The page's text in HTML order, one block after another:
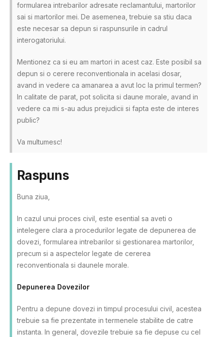
formularea intrebarilor adresate reclamantului, martorilor
sai si martorilor mei. De asemenea, trebuie sa stiu daca
este necesar sa depun si raspunsurile in cadrul
interogatoriului.
Mentionez ca si eu am martori in acest caz. Este posibil sa
depun si o cerere reconventionala in acelasi dosar,
avand in vedere ca amanarea a avut loc la primul termen?
In calitate de parat, pot solicita si daune morale, avand in
vedere ca mi s-au adus prejudicii si fapta este de interes
public?
Va multumesc!
Raspuns
Buna ziua,
In cazul unui proces civil, este esential sa aveti o
intelegere clara a procedurilor legate de depunerea de
dovezi, formularea intrebarilor si gestionarea martorilor,
precum si a aspectelor legate de cererea
reconventionala si daunele morale.
Depunerea Dovezilor
Pentru a depune dovezi in timpul procesului civil, acestea
trebuie sa fie prezentate in termenele stabilite de catre
instanta. In general, dovezile trebuie sa fie depuse cu cel